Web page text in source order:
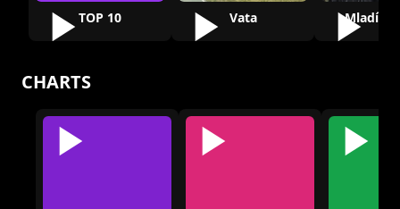
TOP 10 Vata Mladí
CHARTS